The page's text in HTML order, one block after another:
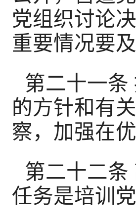
党组织讨论
重要情况要
第二十一条
的方针和有
察，加强在
第二十二条
任务是培训